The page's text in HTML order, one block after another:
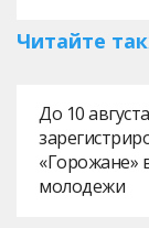
Читайте
До 10
«Горожане»
молодежи